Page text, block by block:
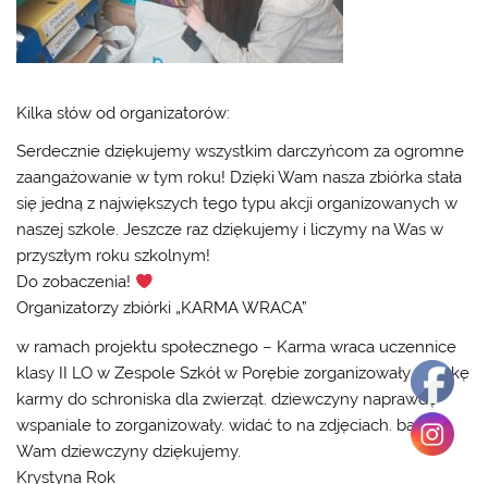
Kilka słów od organizatorów:
Serdecznie dziękujemy wszystkim darczyńcom za ogromne
zaangażowanie w tym roku! Dzięki Wam nasza zbiórka stała
się jedną z największych tego typu akcji organizowanych w
naszej szkole. Jeszcze raz dziękujemy i liczymy na Was w
przyszłym roku szkolnym!
Do zobaczenia!
Organizatorzy zbiórki „KARMA WRACA”
w ramach projektu społecznego – Karma wraca uczennice
klasy II LO w Zespole Szkół w Porębie zorganizowały zbiórkę
karmy do schroniska dla zwierząt. dziewczyny naprawdę
wspaniale to zorganizowały. widać to na zdjęciach. bardzo
Wam dziewczyny dziękujemy.
Krystyna Rok